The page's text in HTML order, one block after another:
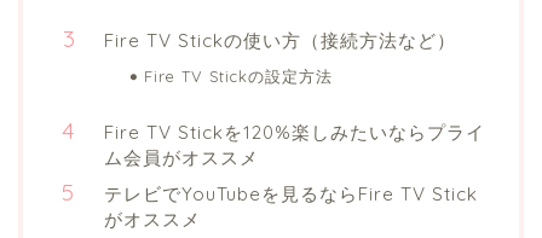
Fire TV Stickの使い方（接続方法など）
Fire TV Stickの設定方法
Fire TV Stickを120%楽しみたいならプライ
ム会員がオススメ
テレビでYouTubeを見るならFire TV Stick
がオススメ